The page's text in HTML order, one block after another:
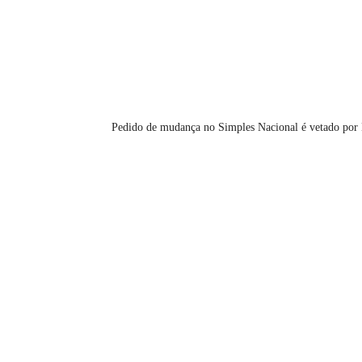
Pedido de mudança no Simples Nacional é vetado